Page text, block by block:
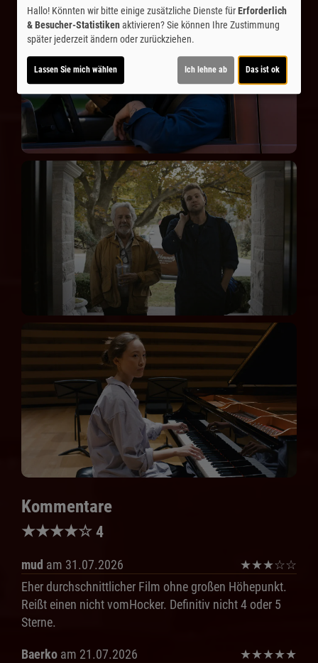
Kommentare
★★★★☆ 4
mud am 31.07.2026 ★★★☆☆
Eher durchschnittlicher Film ohne großen Höhepunkt.
Reißt einen nicht vomHocker. Definitiv nicht 4 oder 5
Sterne.
Baerko am 21.07.2026 ★★★★★
Hallo! Könnten wir bitte einige zusätzliche Dienste fürErforderlich
& Besucher-Statistikenaktivieren? Sie können Ihre Zustimmung
später jederzeit ändern oder zurückziehen.
Lassen Sie mich wählen Ich lehne ab Das ist ok